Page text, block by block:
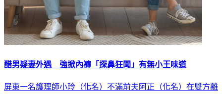
醋男疑妻外遇 強掀內褲「探鼻狂聞」有無小王味道
屏東一名護理師小玲（化名）不滿前夫阿正（化名）在雙方離